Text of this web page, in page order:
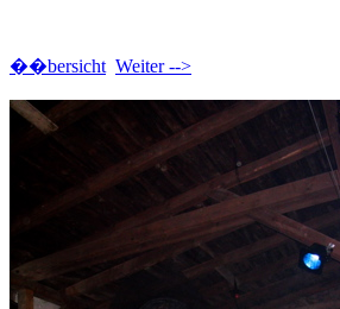
��bersicht Weiter -->